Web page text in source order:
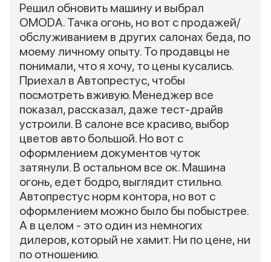
Решил обновить машину и выбрал
OMODA. Тачка огонь, но вот с продажей/
обслуживанием в других салонах беда, по
моему личному опыту. То продавцы не
понимали, что я хочу, то цены кусались.
Приехал в Автопрестус, чтобы
посмотреть вживую. Менеджер все
показал, рассказал, даже тест-драйв
устроили. В салоне все красиво, выбор
цветов авто большой. Но вот с
оформлением документов чуток
затянули. В остальном все ок. Машина
огонь, едет бодро, выглядит стильно.
Автопрестус норм контора, но вот с
оформлением можно было бы побыстрее.
А в целом - это один из немногих
дилеров, который не хамит. Ни по цене, ни
по отношению.